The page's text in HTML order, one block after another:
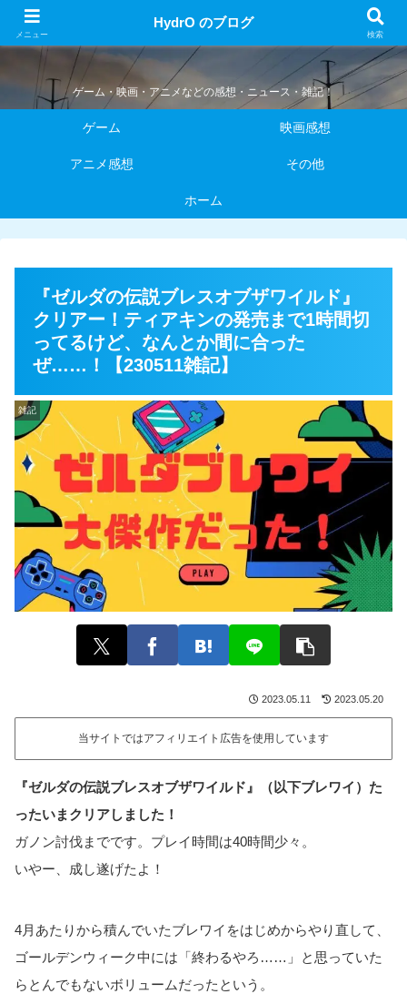
HydrO のブログ
ゲーム・映画・アニメなどの感想・ニュース・雑記！
ゲーム 映画感想
アニメ感想 その他
ホーム
『ゼルダの伝説ブレスオブザワイルド』
クリアー！ティアキンの発売まで1時間切
ってるけど、なんとか間に合った
ぜ……！【230511雑記】
雑記
2023.05.11 2023.05.20
当サイトではアフィリエイト広告を使用しています
『ゼルダの伝説ブレスオブザワイルド』（以下ブレワイ）た
ったいまクリアしました！
ガノン討伐までです。プレイ時間は40時間少々。
いやー、成し遂げたよ！
4月あたりから積んでいたブレワイをはじめからやり直して、
ゴールデンウィーク中には「終わるやろ……」と思っていた
らとんでもないボリュームだったという。
メニュー
HydrO のブログ
検索